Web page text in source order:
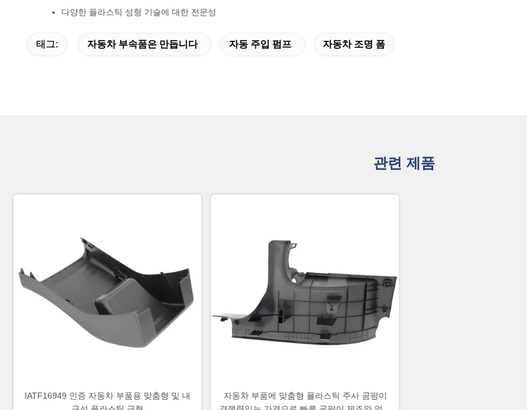
다양한 플라스틱 성형 기술에 대한 전문성
태그: 자동차 부속품은 만듭니다 자동 주입 펌프 자동차 조명 폼
관련 제품
IATF16949 인증 자동차 부품용 맞춤형 및 내
자동차 부품에 맞춤형 플라스틱 주사 곰팡이